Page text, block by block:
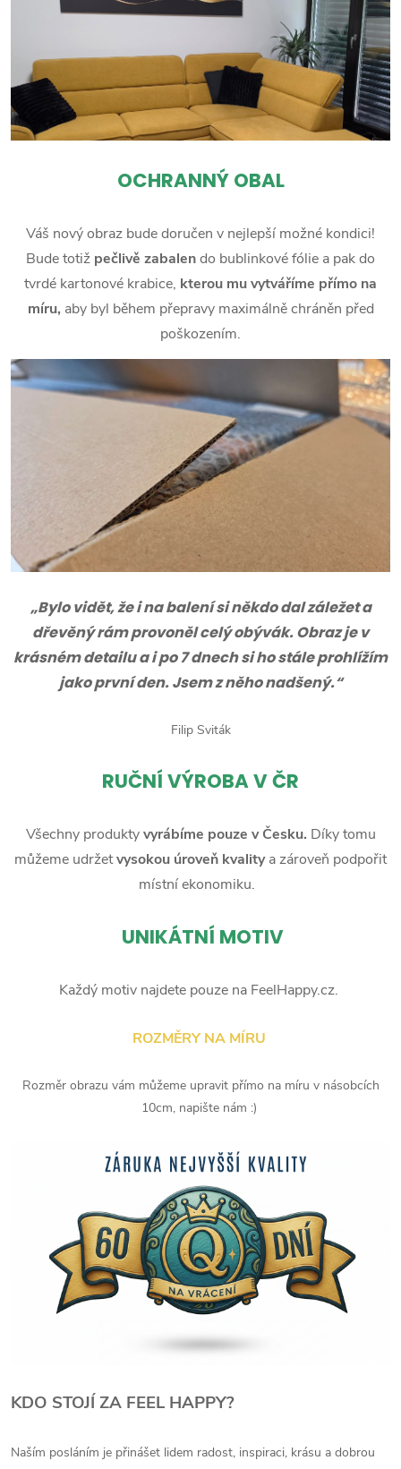
OCHRANNÝ OBAL
Váš nový obraz bude doručen v nejlepší možné kondici!
Bude totiž pečlivě zabalendo bublinkové fólie a pak do
tvrdé kartonové krabice, kterou mu vytváříme přímo na
míru, aby byl během přepravy maximálně chráněn před
poškozením.
„Bylo vidět, že i na balení si někdo dal záležet a
dřevěný rám provoněl celý obývák. Obraz je v
krásném detailu a i po 7 dnech si ho stále prohlížím
jako první den. Jsem z něho nadšený.“
Filip Sviták
RUČNÍ VÝROBA V ČR
Všechny produktyvyrábíme pouze v Česku. Díky tomu
můžeme udržetvysokou úroveň kvalitya zároveň podpořit
místní ekonomiku.
UNIKÁTNÍ MOTIV
Každý motiv najdete pouze na FeelHappy.cz.
ROZMĚRY NA MÍRU
Rozměr obrazu vám můžeme upravit přímo na míru v násobcích
10cm, napište nám :)
KDO STOJÍ ZA FEEL HAPPY?
Naším posláním je přinášet lidem radost, inspiraci, krásu a dobrou